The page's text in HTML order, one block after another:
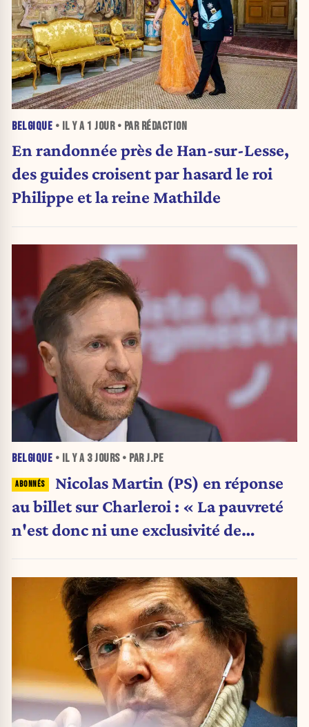
BELGIQUE • IL Y A 1 JOUR• PAR RÉDACTION
En randonnée près de Han-sur-Lesse,
des guides croisent par hasard le roi
Philippe et la reine Mathilde
BELGIQUE • IL Y A 3 JOURS• PAR J.PE
Nicolas Martin (PS) en réponse
au billet sur Charleroi : « La pauvreté
n'est donc ni une exclusivité de